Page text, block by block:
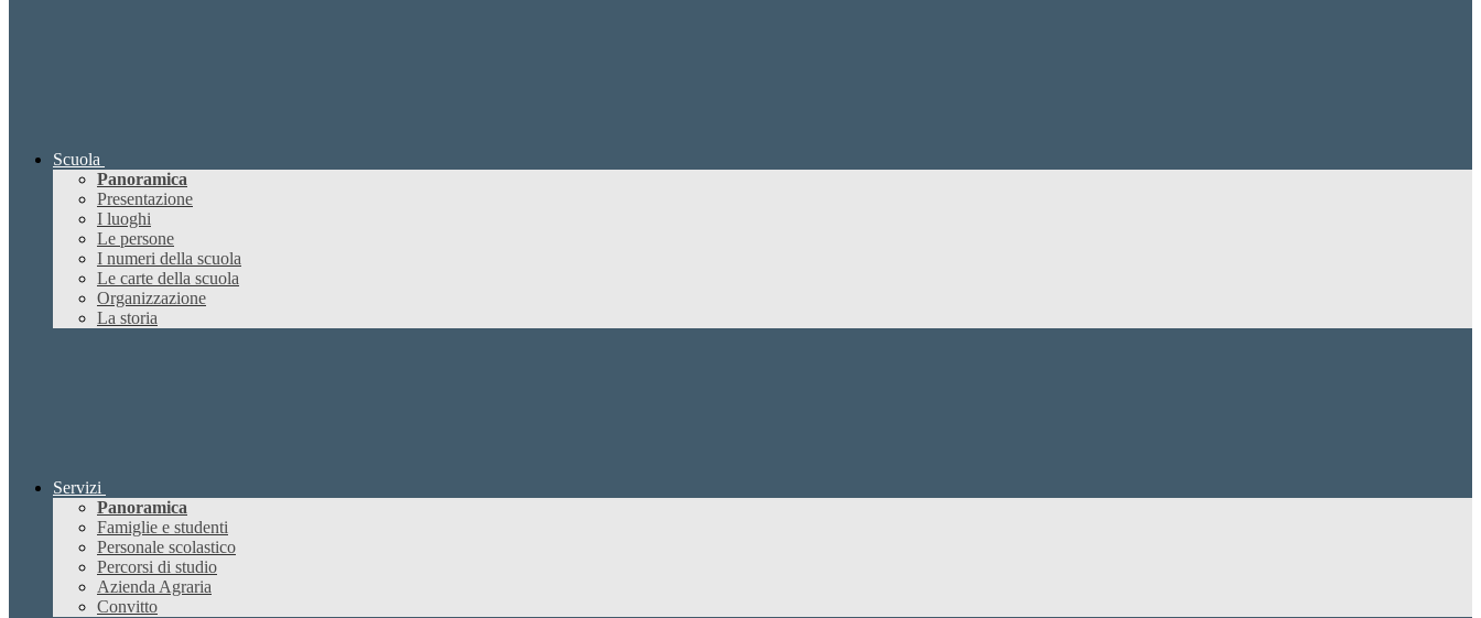
Scuola
Panoramica
Presentazione
I luoghi
Le persone
I numeri della scuola
Le carte della scuola
Organizzazione
La storia
Servizi
Panoramica
Famiglie e studenti
Personale scolastico
Percorsi di studio
Azienda Agraria
Convitto